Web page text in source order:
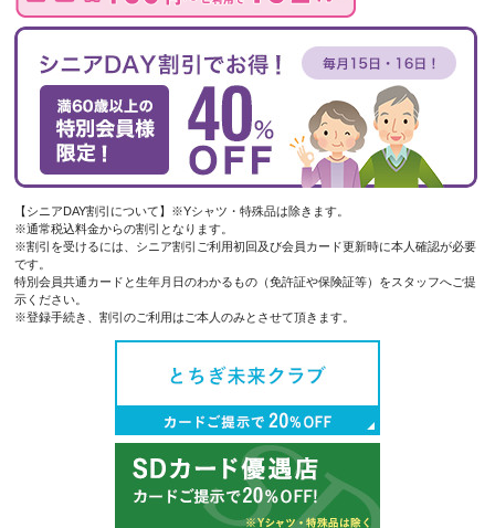
【シニアDAY割引について】※Yシャツ・特殊品は除きます。
※通常税込料金からの割引となります。
※割引を受けるには、シニア割引ご利用初回及び会員カード更新時に本人確認が必要
です。
特別会員共通カードと生年月日のわかるもの（免許証や保険証等）をスタッフへご提
示ください。
※登録手続き、割引のご利用はご本人のみとさせて頂きます。